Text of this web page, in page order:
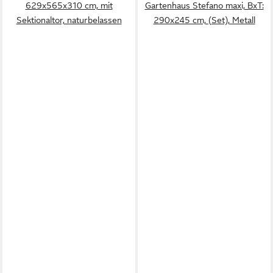
629x565x310 cm, mit
Sektionaltor, naturbelassen
Gartenhaus Stefano maxi, BxT:
290x245 cm, (Set), Metall